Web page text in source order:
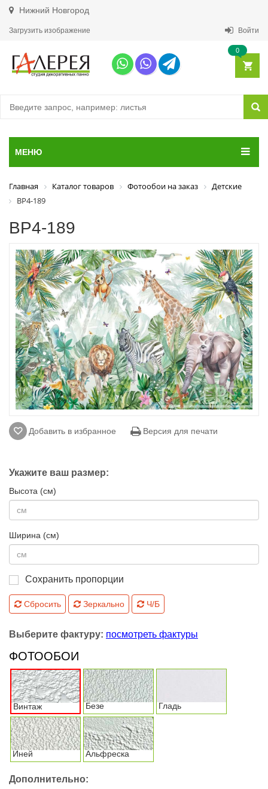
Нижний Новгород
Загрузить изображение Войти
0
МЕНЮ
Главная Каталог товаров Фотообои на заказ
Детские
ВР4-189
ВР4-189
Добавить в избранное Версия для печати
Укажите ваш размер:
Высота (см)
Ширина (см)
Сохранить пропорции
Сбросить Зеркально Ч/Б
Выберите фактуру: посмотреть фактуры
ФОТООБОИ
Винтаж Безе Гладь
Иней Альфреска
Дополнительно: